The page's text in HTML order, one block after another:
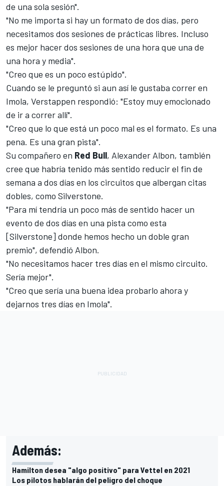
de una sola sesión".
"No me importa si hay un formato de dos días, pero
necesitamos dos sesiones de prácticas libres. Incluso
es mejor hacer dos sesiones de una hora que una de
una hora y media".
"Creo que es un poco estúpido".
Cuando se le preguntó si aun así le gustaba correr en
Imola, Verstappen respondió: "Estoy muy emocionado
de ir a correr allí".
"Creo que lo que está un poco mal es el formato. Es una
pena. Es una gran pista".
Su compañero en Red Bull, Alexander Albon, también
cree que habría tenido más sentido reducir el fin de
semana a dos días en los circuitos que albergan citas
dobles, como Silverstone.
"Para mí tendría un poco más de sentido hacer un
evento de dos días en una pista como esta
[Silverstone] donde hemos hecho un doble gran
premio", defendió Albon.
"No necesitamos hacer tres días en el mismo circuito.
Sería mejor".
"Creo que sería una buena idea probarlo ahora y
dejarnos tres días en Imola".
Además:
Hamilton desea "algo positivo" para Vettel en 2021
Los pilotos hablarán del peligro del choque